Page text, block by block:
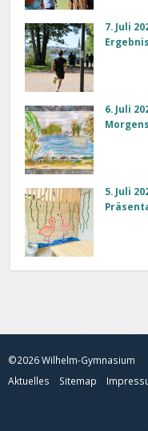
7. Juli
6. Juli
5. Juli